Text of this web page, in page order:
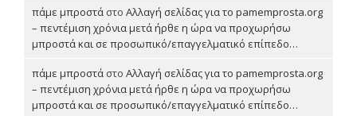
πάμε μπροστά στο Αλλαγή σελίδας για το pamemprosta.org
– πεντέμιση χρόνια μετά ήρθε η ώρα να προχωρήσω
μπροστά και σε προσωπικό/επαγγελματικό επίπεδο…
πάμε μπροστά στο Αλλαγή σελίδας για το pamemprosta.org
– πεντέμιση χρόνια μετά ήρθε η ώρα να προχωρήσω
μπροστά και σε προσωπικό/επαγγελματικό επίπεδο…